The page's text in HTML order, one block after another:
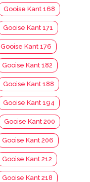
Gooise Kant 168
Gooise Kant 171
Gooise Kant 176
Gooise Kant 182
Gooise Kant 188
Gooise Kant 194
Gooise Kant 200
Gooise Kant 206
Gooise Kant 212
Gooise Kant 218